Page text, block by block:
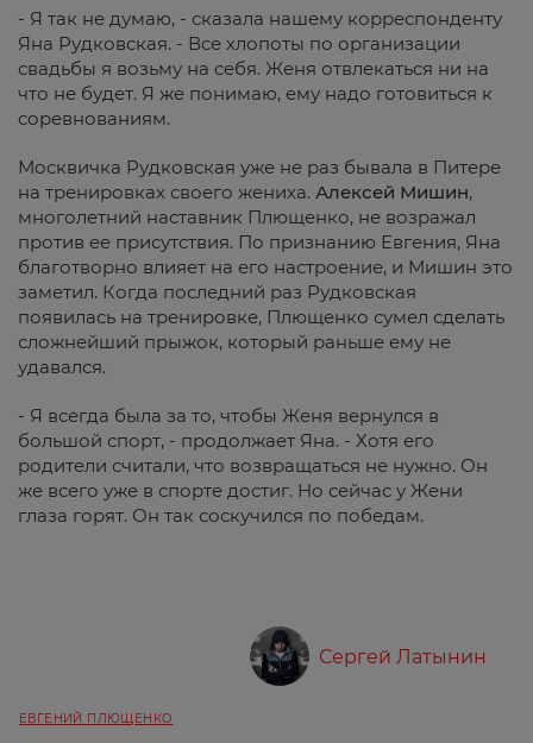
- Я так не думаю, - сказала нашему корреспонденту
Яна Рудковская. - Все хлопоты по организации
свадьбы я возьму на себя. Женя отвлекаться ни на
что не будет. Я же понимаю, ему надо готовиться к
соревнованиям.
Москвичка Рудковская уже не раз бывала в Питере
на тренировках своего жениха. Алексей Мишин,
многолетний наставник Плющенко, не возражал
против ее присутствия. По признанию Евгения, Яна
благотворно влияет на его настроение, и Мишин это
заметил. Когда последний раз Рудковская
появилась на тренировке, Плющенко сумел сделать
сложнейший прыжок, который раньше ему не
удавался.
- Я всегда была за то, чтобы Женя вернулся в
большой спорт, - продолжает Яна. - Хотя его
родители считали, что возвращаться не нужно. Он
же всего уже в спорте достиг. Но сейчас у Жени
глаза горят. Он так соскучился по победам.
Сергей Латынин
ЕВГЕНИЙ ПЛЮЩЕНКО